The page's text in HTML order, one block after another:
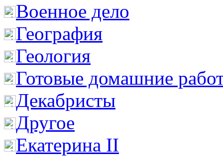
Военное дело
География
Геология
Готовые домашние
Декабристы
Другое
Екатерина II